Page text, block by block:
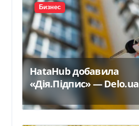
Бизнес
HataHub добавила
«Дія.Підпис» — Delo.ua